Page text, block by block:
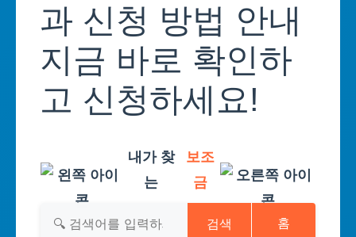
과 신청 방법 안내
지금 바로 확인하
고 신청하세요!
내가 찾
는
보조
금
검색 홈